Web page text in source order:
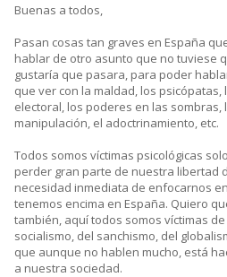
Buenas a todos,
Pasan cosas tan graves en España
hablar de otro asunto que no tuviese
gustaría que pasara, para poder
que ver con la maldad, los
electoral, los poderes en las sombras,
manipulación, el adoctrinamiento, etc.
Todos somos víctimas psicológicas
perder gran parte de nuestra libertad
necesidad inmediata de enfocarnos
tenemos encima en España. Quiero
también, aquí todos somos víctimas
socialismo, del sanchismo, del
que aunque no hablen mucho, está
a nuestra sociedad.